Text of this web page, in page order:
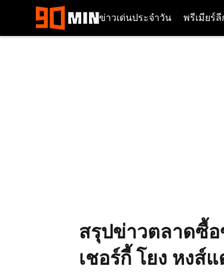
ข่าวเด่นประจำวัน พรีเมียร์
สรุปข่าวตลาดซื้อ
เชอร์กี้ โยง หง